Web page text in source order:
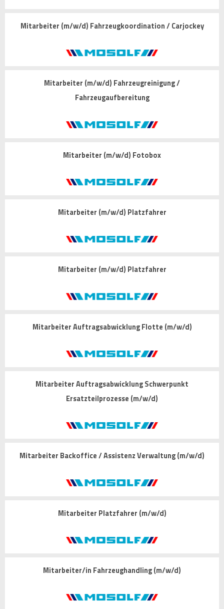
Mitarbeiter (m/w/d) Fahrzeugkoordination / Carjockey
Mitarbeiter (m/w/d) Fahrzeugreinigung /
Fahrzeugaufbereitung
Mitarbeiter (m/w/d) Fotobox
Mitarbeiter (m/w/d) Platzfahrer
Mitarbeiter (m/w/d) Platzfahrer
Mitarbeiter Auftragsabwicklung Flotte (m/w/d)
Mitarbeiter Auftragsabwicklung Schwerpunkt
Ersatzteilprozesse (m/w/d)
Mitarbeiter Backoffice / Assistenz Verwaltung (m/w/d)
Mitarbeiter Platzfahrer (m/w/d)
Mitarbeiter/in Fahrzeughandling (m/w/d)